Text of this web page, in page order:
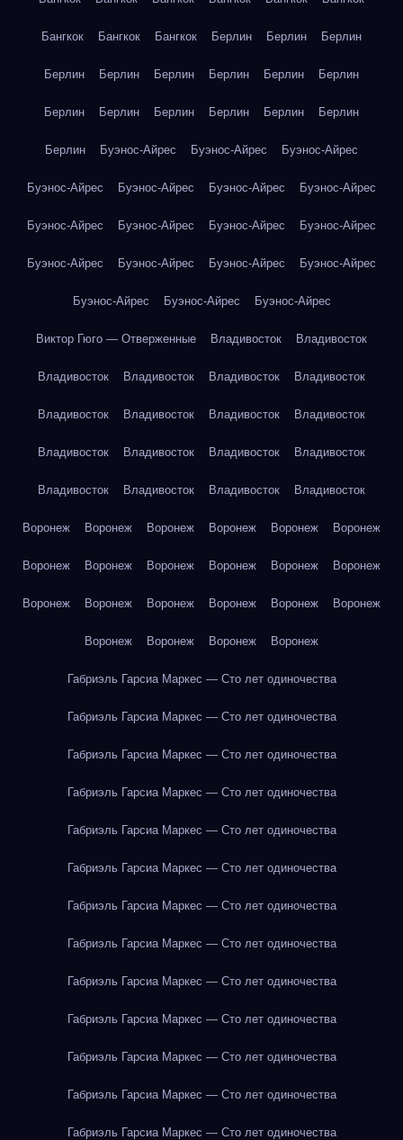
Бангкок Бангкок Бангкок Берлин Берлин Берлин
Берлин Берлин Берлин Берлин Берлин Берлин
Берлин Берлин Берлин Берлин Берлин Берлин
Берлин Буэнос-Айрес Буэнос-Айрес Буэнос-Айрес
Буэнос-Айрес Буэнос-Айрес Буэнос-Айрес Буэнос-Айрес
Буэнос-Айрес Буэнос-Айрес Буэнос-Айрес Буэнос-Айрес
Буэнос-Айрес Буэнос-Айрес Буэнос-Айрес Буэнос-Айрес
Буэнос-Айрес Буэнос-Айрес Буэнос-Айрес
Виктор Гюго — Отверженные Владивосток Владивосток
Владивосток Владивосток Владивосток Владивосток
Владивосток Владивосток Владивосток Владивосток
Владивосток Владивосток Владивосток Владивосток
Владивосток Владивосток Владивосток Владивосток
Воронеж Воронеж Воронеж Воронеж Воронеж Воронеж
Воронеж Воронеж Воронеж Воронеж Воронеж Воронеж
Воронеж Воронеж Воронеж Воронеж Воронеж Воронеж
Воронеж Воронеж Воронеж Воронеж
Габриэль Гарсиа Маркес — Сто лет одиночества
Габриэль Гарсиа Маркес — Сто лет одиночества
Габриэль Гарсиа Маркес — Сто лет одиночества
Габриэль Гарсиа Маркес — Сто лет одиночества
Габриэль Гарсиа Маркес — Сто лет одиночества
Габриэль Гарсиа Маркес — Сто лет одиночества
Габриэль Гарсиа Маркес — Сто лет одиночества
Габриэль Гарсиа Маркес — Сто лет одиночества
Габриэль Гарсиа Маркес — Сто лет одиночества
Габриэль Гарсиа Маркес — Сто лет одиночества
Габриэль Гарсиа Маркес — Сто лет одиночества
Габриэль Гарсиа Маркес — Сто лет одиночества
Габриэль Гарсиа Маркес — Сто лет одиночества